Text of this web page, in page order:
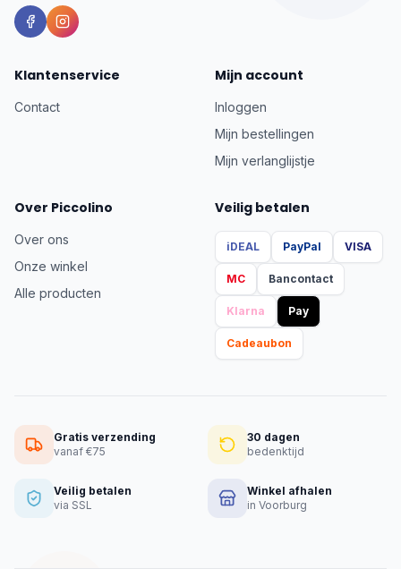
Klantenservice
Contact
Mijn account
Inloggen
Mijn bestellingen
Mijn verlanglijstje
Over Piccolino
Over ons
Onze winkel
Alle producten
Veilig betalen
iDEAL PayPal VISA
MC Bancontact
Klarna Pay
Cadeaubon
Gratis verzending
vanaf €75
30 dagen
bedenktijd
Veilig betalen
via SSL
Winkel afhalen
in Voorburg